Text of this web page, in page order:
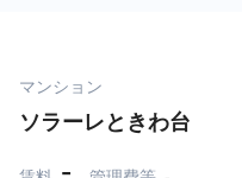
マンション
ソラーレときわ台